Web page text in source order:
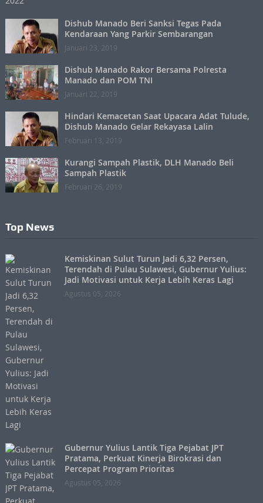
Dishub Manado Beri Sanksi Tegas Pada
Kendaraan Yang Parkir Sembarangan
Januari 23, 2019
Dishub Manado Rakor Bersama Polresta
Manado dan POM TNI
Januari 22, 2019
Hindari Kemacetan Saat Upacara Adat Tulude,
Dishub Manado Gelar Rekayasa Lalin
Februari 13, 2019
Kurangi Sampah Plastik, DLH Manado Beli
Sampah Plastik
Februari 26, 2019
Top News
Kemiskinan Sulut Turun Jadi 6,32 Persen,
Terendah di Pulau Sulawesi, Gubernur Yulius:
Jadi Motivasi untuk Kerja Lebih Keras Lagi
Agustus 05, 2026
Gubernur Yulius Lantik Tiga Pejabat JPT
Pratama, Perkuat Kinerja Birokrasi dan
Percepat Program Prioritas
Agustus 05, 2026